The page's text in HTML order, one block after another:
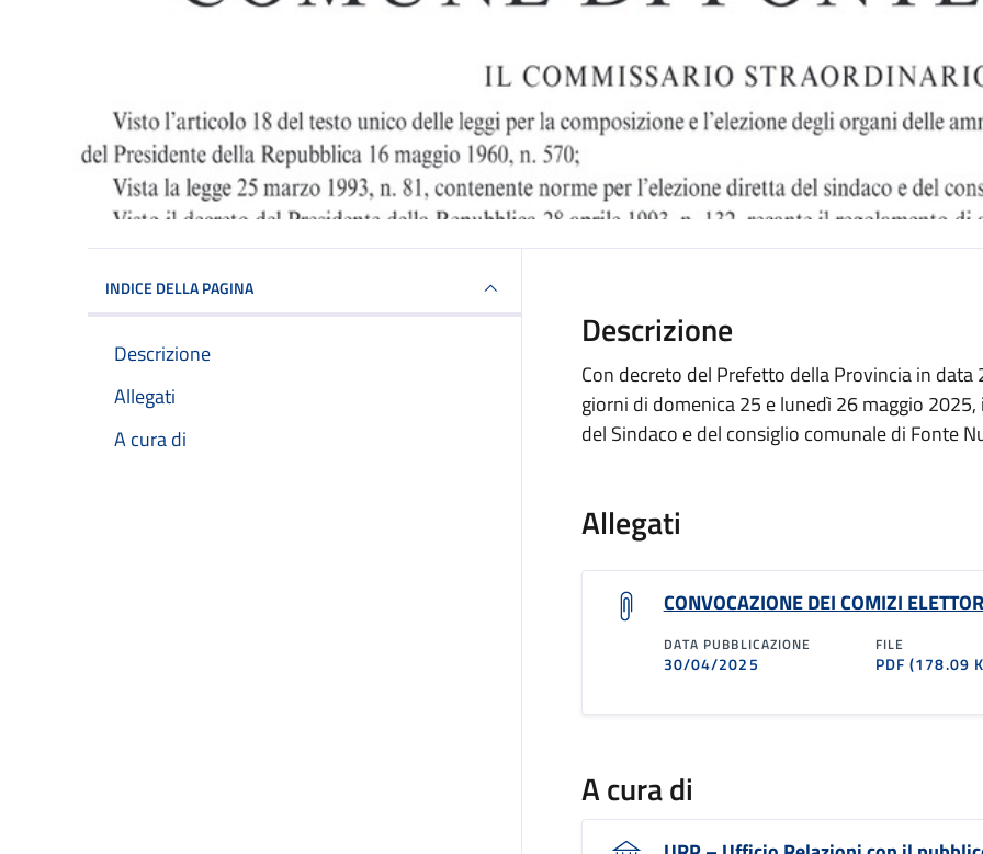
INDICE DELLA PAGINA
Descrizione
Allegati
A cura di
Descrizione
Con decreto del Prefetto della Provincia in
giorni di domenica 25 e lunedì 26 maggio
del Sindaco e del consiglio comunale di Fonte
Allegati
CONVOCAZIONE DEI COMIZI
DATA PUBBLICAZIONE
30/04/2025
FILE
PDF(178.09
A cura di